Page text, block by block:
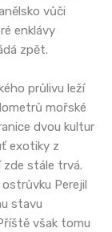
vůči
enklávy
zpět.
průlivu leží
mořské
dvou kultur
exotiky z
zde stále trvá.
Perejil
stavu
však tomu